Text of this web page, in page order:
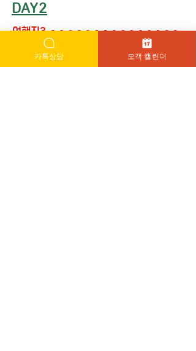
DAY2
여행지3
세계문화유산도시 과나후아토
카톡상담 모객 캘린더